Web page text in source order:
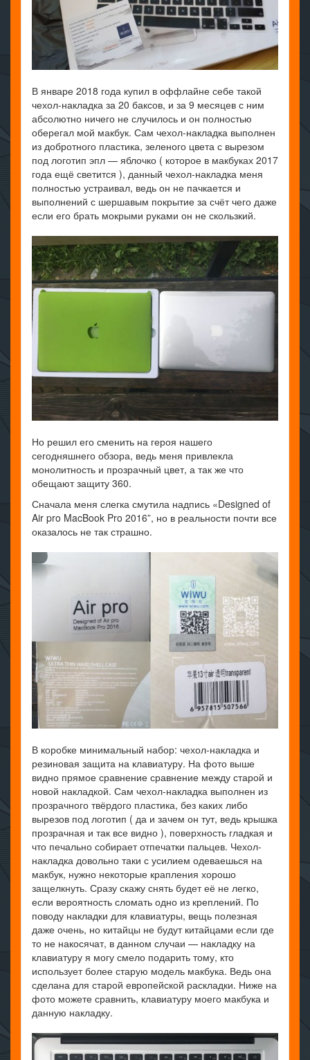
В январе 2018 года купил в оффлайне себе такой
чехол-накладка за 20 баксов, и за 9 месяцев с ним
абсолютно ничего не случилось и он полностью
оберегал мой макбук. Сам чехол-накладка выполнен
из добротного пластика, зеленого цвета с вырезом
под логотип эпл — яблочко ( которое в макбуках 2017
года ещё светится ), данный чехол-накладка меня
полностью устраивал, ведь он не пачкается и
выполнений с шершавым покрытие за счёт чего даже
если его брать мокрыми руками он не скользкий.
Но решил его сменить на героя нашего
сегодняшнего обзора, ведь меня привлекла
монолитность и прозрачный цвет, а так же что
обещают защиту 360.
Сначала меня слегка смутила надпись «Designed of
Air pro MacBook Pro 2016”, но в реальности почти все
оказалось не так страшно.
В коробке минимальный набор: чехол-накладка и
резиновая защита на клавиатуру. На фото выше
видно прямое сравнение сравнение между старой и
новой накладкой. Сам чехол-накладка выполнен из
прозрачного твёрдого пластика, без каких либо
вырезов под логотип ( да и зачем он тут, ведь крышка
прозрачная и так все видно ), поверхность гладкая и
что печально собирает отпечатки пальцев. Чехол-
накладка довольно таки с усилием одеваешься на
макбук, нужно некоторые крапления хорошо
защелкнуть. Сразу скажу снять будет её не легко,
если вероятность сломать одно из креплений. По
поводу накладки для клавиатуры, вещь полезная
даже очень, но китайцы не будут китайцами если где
то не накосячат, в данном случаи — накладку на
клавиатуру я могу смело подарить тому, кто
использует более старую модель макбука. Ведь она
сделана для старой европейской раскладки. Ниже на
фото можете сравнить, клавиатуру моего макбука и
данную накладку.